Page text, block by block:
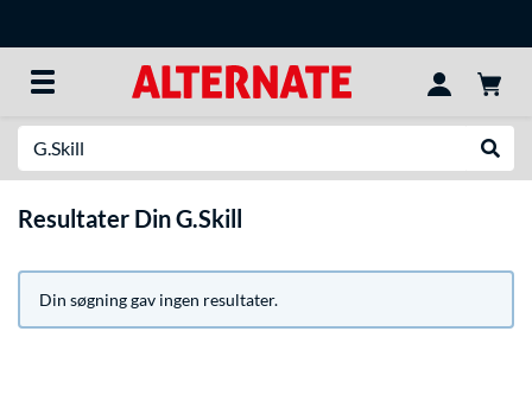
Resultater Din G.Skill
Din søgning gav ingen resultater.